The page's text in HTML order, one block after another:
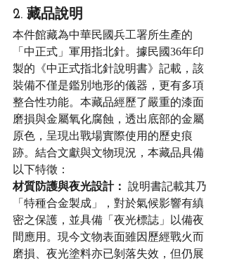
2. 藏品說明
本件館藏為中華民國兵工署所生產的
「中正式」軍用指北針。據民國36年印
製的《中正式指北針說明書》記載，該
裝備不僅是鑑別地形的儀器，更有多項
整合性功能。本藏品經歷了嚴重的漆面
磨損與金屬氧化腐蝕，透出底部的金屬
原色，呈現出戰場實際使用的歷史痕
跡。結合文獻與文物現況，本藏品具備
以下特徵：
材質防護與夜光設計： 說明書記載其乃
「特種合金製成」，對於氣候影響有縝
密之保護，並具備「夜光標誌」以備夜
間應用。現今文物表面雖因歷經戰火而
磨損、夜光塗料亦已剝落失效，但仍展